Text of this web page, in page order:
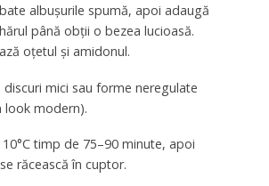
albușurile spumă, apoi adaugă
până obții o bezea lucioasă.
oțetul și amidonul.
discuri mici sau forme neregulate
look modern).
timp de 75–90 minute, apoi
răcească în cuptor.